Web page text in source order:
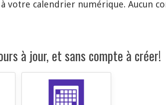
calendrier numérique. Aucun
à jour, et sans compte à créer!